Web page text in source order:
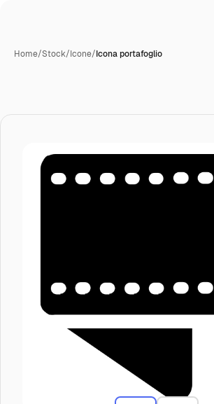
Home/Stock/Icone/Icona portafoglio